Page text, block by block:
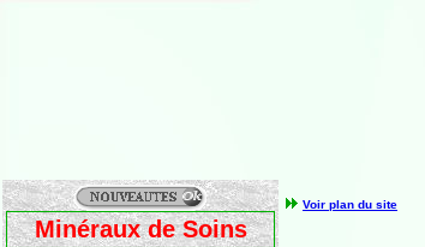
Minéraux de Soins
Voir plan du site